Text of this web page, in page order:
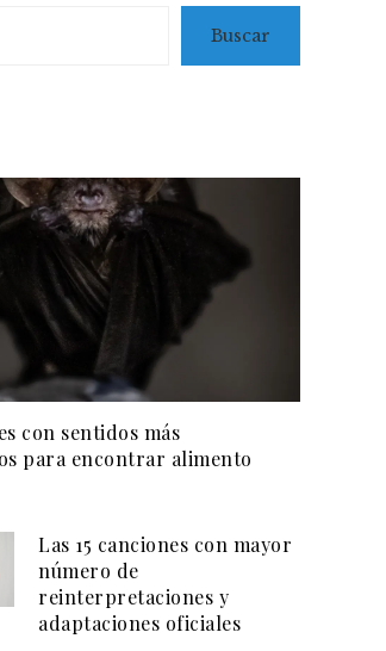
Buscar
con sentidos más
para encontrar alimento
Las 15 canciones con mayor
número de
reinterpretaciones y
adaptaciones oficiales